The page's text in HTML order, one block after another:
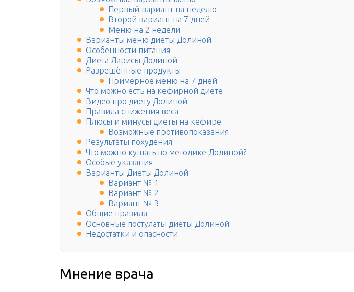
Первый вариант на неделю
Второй вариант на 7 дней
Меню на 2 недели
Варианты меню диеты Долиной
Особенности питания
Диета Ларисы Долиной
Разрешённые продукты
Примерное меню на 7 дней
Что можно есть на кефирной диете
Видео про диету Долиной
Правила снижения веса
Плюсы и минусы диеты на кефире
Возможные противопоказания
Результаты похудения
Что можно кушать по методике Долиной?
Особые указания
Варианты Диеты Долиной
Вариант № 1
Вариант № 2
Вариант № 3
Общие правила
Основные постулаты диеты Долиной
Недостатки и опасности
Мнение врача